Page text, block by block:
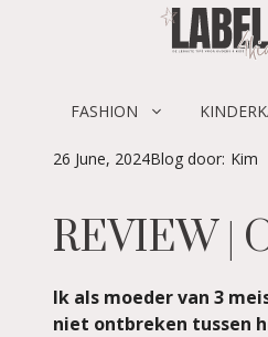
FASHION
26 June, 2024Blog door: Kim
REVIEW |
Ik als moeder van 3
niet ontbreken tussen